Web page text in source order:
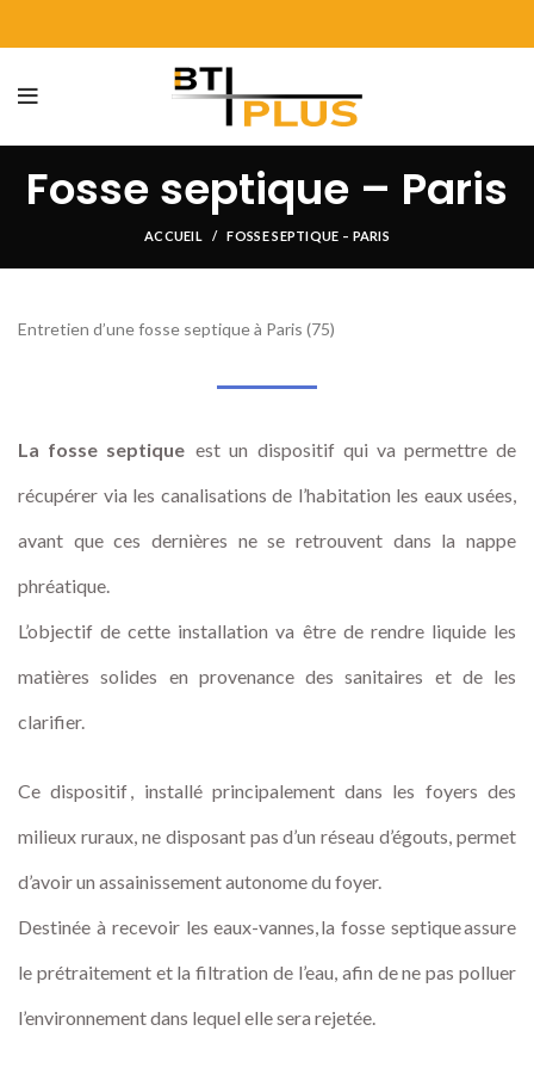
Fosse septique – Paris
ACCUEIL FOSSE SEPTIQUE – PARIS
Entretien d’une fosse septique à Paris (75)
La fosse septique est un dispositif qui va permettre de
récupérer via les canalisations de l’habitation les eaux usées,
avant que ces dernières ne se retrouvent dans la nappe
phréatique.
L’objectif de cette installation va être de rendre liquide les
matières solides en provenance des sanitaires et de les
clarifier.
Ce dispositif , installé principalement dans les foyers des
milieux ruraux, ne disposant pas d’un réseau d’égouts, permet
d’avoir un assainissement autonome du foyer.
Destinée à recevoir les eaux-vannes, la fosse septique assure
le prétraitement et la filtration de l’eau, afin de ne pas polluer
l’environnement dans lequel elle sera rejetée.